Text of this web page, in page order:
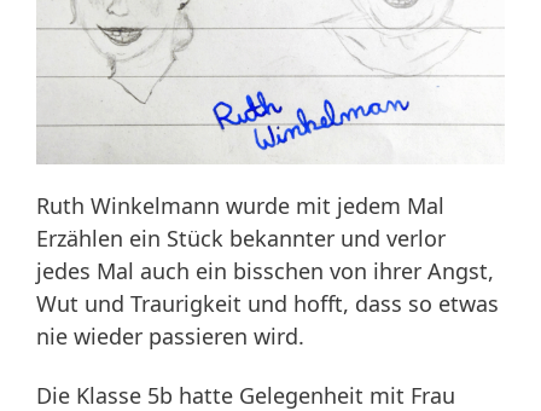
Ruth Winkelmann wurde mit jedem Mal
Erzählen ein Stück bekannter und verlor
jedes Mal auch ein bisschen von ihrer Angst,
Wut und Traurigkeit und hofft, dass so etwas
nie wieder passieren wird.
Die Klasse 5b hatte Gelegenheit mit Frau